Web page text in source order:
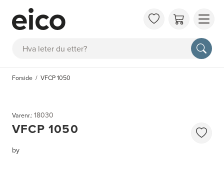
Søk
OM
FAQ
Forside VFCP 1050
Varenr.: 18030
VFCP 1050
by